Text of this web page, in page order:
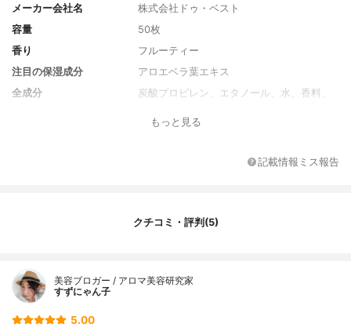
メーカー会社名
株式会社ドゥ・ベスト
容量
50枚
香り
フルーティー
注目の保湿成分
アロエベラ葉エキス
全成分
炭酸プロピレン、エタノール、水、香料、
キスもっと見る
記載情報ミス報告
クチコミ・評判(5)
美容ブロガー / アロマ美容研究家
すずにゃん子
5.00